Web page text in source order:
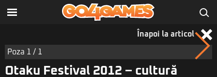
Înapoi la articol
Poza 1 / 1
Otaku Festival 2012 – cultură